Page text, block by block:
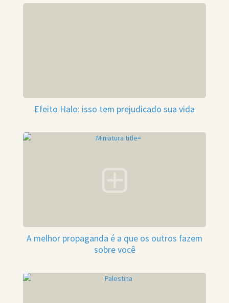
Efeito Halo: isso tem prejudicado sua vida
A melhor propaganda é a que os outros fazem
sobre você